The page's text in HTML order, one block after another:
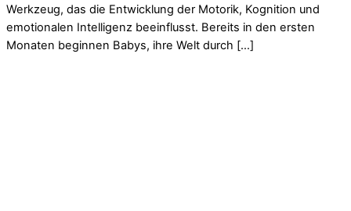
Werkzeug, das die Entwicklung der Motorik, Kognition und
emotionalen Intelligenz beeinflusst. Bereits in den ersten
Monaten beginnen Babys, ihre Welt durch […]